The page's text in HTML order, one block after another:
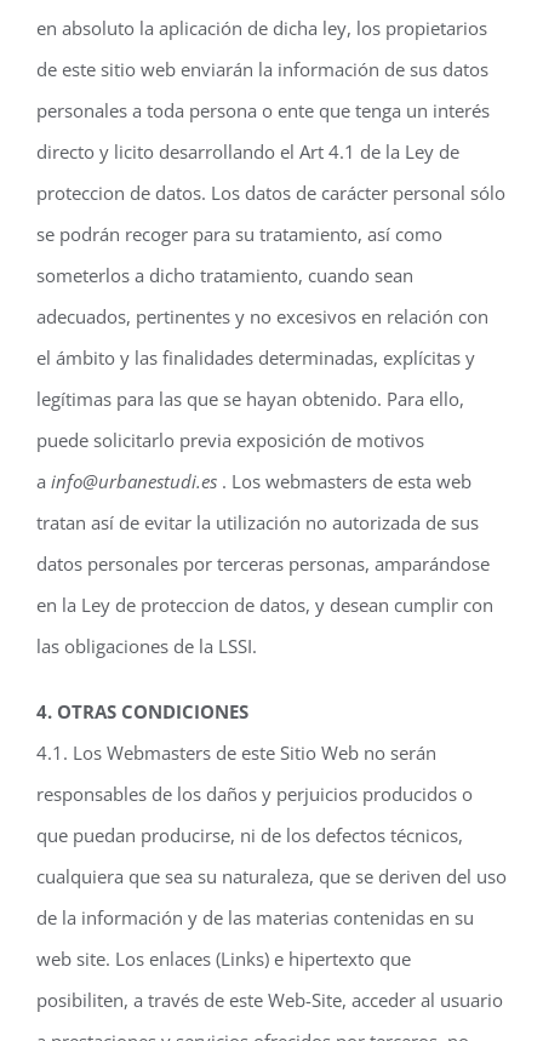
en absoluto la aplicación de dicha ley, los propietarios
de este sitio web enviarán la información de sus datos
personales a toda persona o ente que tenga un interés
directo y licito desarrollando el Art 4.1 de la Ley de
proteccion de datos. Los datos de carácter personal sólo
se podrán recoger para su tratamiento, así como
someterlos a dicho tratamiento, cuando sean
adecuados, pertinentes y no excesivos en relación con
el ámbito y las finalidades determinadas, explícitas y
legítimas para las que se hayan obtenido. Para ello,
puede solicitarlo previa exposición de motivos
a info@urbanestudi.es . Los webmasters de esta web
tratan así de evitar la utilización no autorizada de sus
datos personales por terceras personas, amparándose
en la Ley de proteccion de datos, y desean cumplir con
las obligaciones de la LSSI.
4. OTRAS CONDICIONES
4.1. Los Webmasters de este Sitio Web no serán
responsables de los daños y perjuicios producidos o
que puedan producirse, ni de los defectos técnicos,
cualquiera que sea su naturaleza, que se deriven del uso
de la información y de las materias contenidas en su
web site. Los enlaces (Links) e hipertexto que
posibiliten, a través de este Web-Site, acceder al usuario